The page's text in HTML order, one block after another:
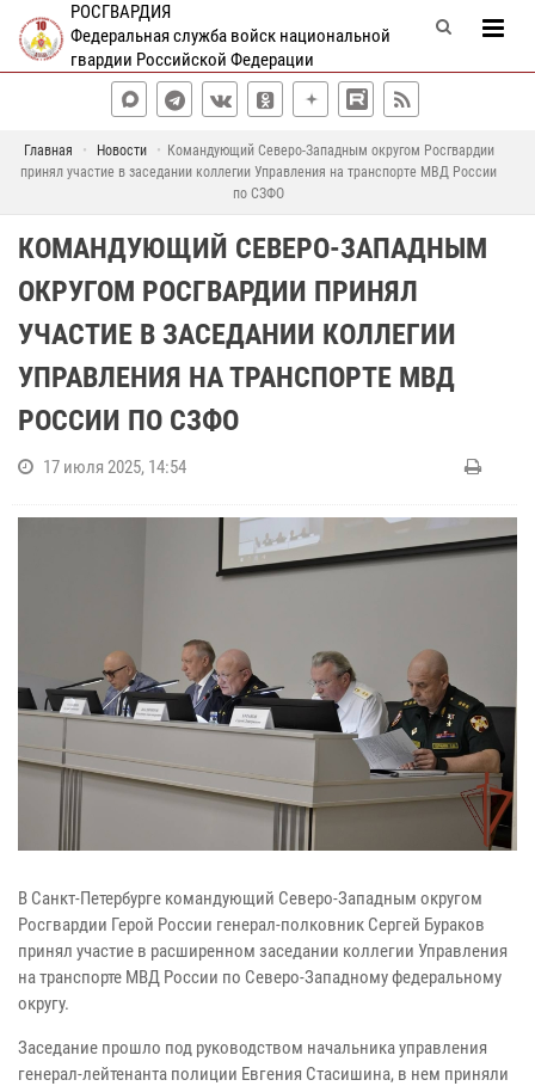
РОСГВАРДИЯ
Федеральная служба войск национальной
гвардии Российской Федерации
Главная Новости
Командующий Северо-Западным округом Росгвардии
принял участие в заседании коллегии Управления на транспорте МВД России
по СЗФО
КОМАНДУЮЩИЙ СЕВЕРО-ЗАПАДНЫМ
ОКРУГОМ РОСГВАРДИИ ПРИНЯЛ
УЧАСТИЕ В ЗАСЕДАНИИ КОЛЛЕГИИ
УПРАВЛЕНИЯ НА ТРАНСПОРТЕ МВД
РОССИИ ПО СЗФО
17 июля 2025, 14:54
В Санкт-Петербурге командующий Северо-Западным округом
Росгвардии Герой России генерал-полковник Сергей Бураков
принял участие в расширенном заседании коллегии Управления
на транспорте МВД России по Северо-Западному федеральному
округу.
Заседание прошло под руководством начальника управления
генерал-лейтенанта полиции Евгения Стасишина, в нем приняли